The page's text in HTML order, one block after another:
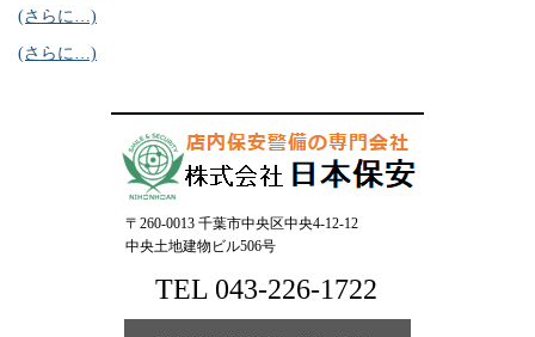
(さらに…)
(さらに…)
〒260-0013 千葉市中央区中央4-12-12
中央土地建物ビル506号
TEL 043-226-1722